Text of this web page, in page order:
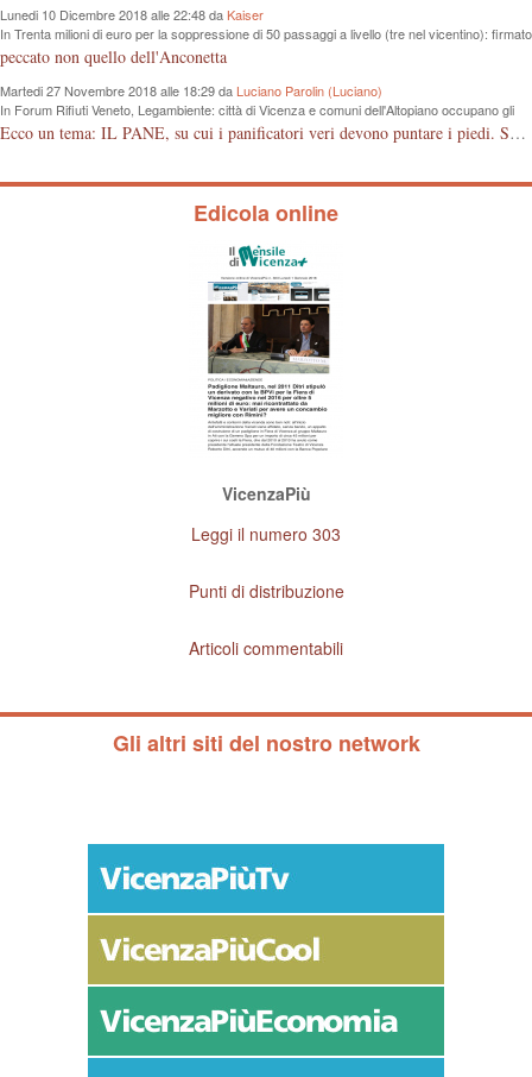
Lunedi 10 Dicembre 2018 alle 22:48 daKaiser
In Trenta milioni di euro per la soppressione di 50 passaggi a livello (tre nel vicentino): firmato
protocollo d’intesa tra Regione e Rfi
peccato non quello dell'Anconetta
Martedi 27 Novembre 2018 alle 18:29 da Luciano Parolin (Luciano)
In Forum Rifiuti Veneto, Legambiente: città di Vicenza e comuni dell'Altopiano occupano gli
ultimi posti nella raccolta differenziata
Ecco un tema: IL PANE, su cui i panificatori veri devono puntare i piedi. Se il pane è fresco vuol dire di giornata. Il consumatore deve avere la garanzia dell'acquisto, il controllo deve avvenire anche da parte delle associazioni di categoria che devono proteggere gli artigiani onesti, anche se pagato qualcosa in più. Grazie.
Edicola online
VicenzaPiù
Leggi il numero 303
Punti di distribuzione
Articoli commentabili
Gli altri siti del nostro network